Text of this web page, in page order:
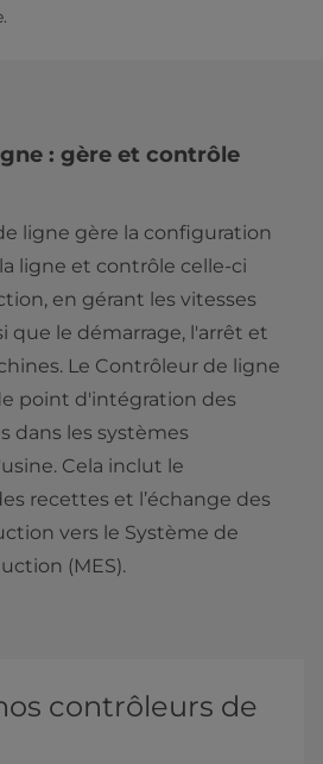
: gère et contrôle
ligne gère la configuration
ligne et contrôle celle-ci
en gérant les vitesses
que le démarrage, l'arrêt et
Le Contrôleur de ligne
point d'intégration des
dans les systèmes
Cela inclut le
recettes et l’échange des
vers le Système de
(MES).​​
contrôleurs de